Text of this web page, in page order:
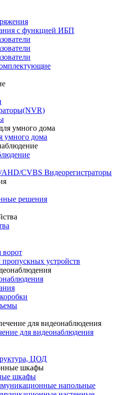
c функцией ИБП
умного дома
CVBS Видеорегистраторы
решения
ворот
пропускных устройств
для видеонаблюдения
ЦОД
шкафы
напольные